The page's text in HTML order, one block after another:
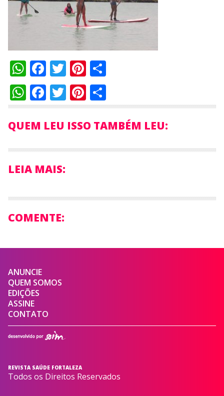
WhatsApp
Facebook
Twitter
Pinterest
Compartilhar
WhatsApp
Facebook
Twitter
Pinterest
Compartilhar
QUEM LEU ISSO TAMBÉM LEU:
LEIA MAIS:
COMENTE:
ANUNCIE
QUEM SOMOS
EDIÇÕES
ASSINE
CONTATO
REVISTA SAÚDE FORTALEZA
Todos os Direitos Reservados